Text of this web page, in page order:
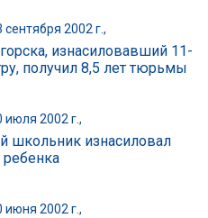
сентября 2002 г.,
изнасиловавший 11-
получил 8,5 лет тюрьмы
июля 2002 г.,
школьник изнасиловал
июня 2002 г.,